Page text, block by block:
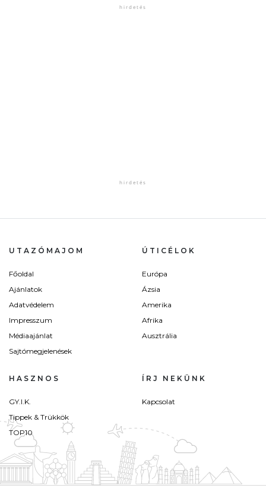
UTAZÓMAJOM
Főoldal
Ajánlatok
Adatvédelem
Impresszum
Médiaajánlat
Sajtómegjelenések
ÚTICÉLOK
Európa
Ázsia
Amerika
Afrika
Ausztrália
HASZNOS
GY.I.K.
Tippek & Trükkök
TOP10
ÍRJ NEKÜNK
Kapcsolat